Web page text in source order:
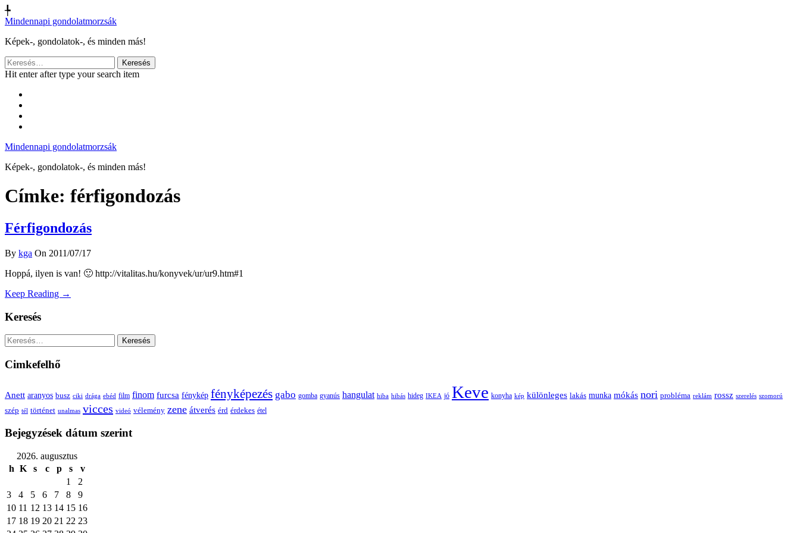
╄
Mindennapi gondolatmorzsák
Képek-, gondolatok-, és minden más!
Keresés:
Hit enter after type your search item
Mindennapi gondolatmorzsák
Képek-, gondolatok-, és minden más!
Címke: férfigondozás
Férfigondozás
By kga On 2011/07/17
Hoppá, ilyen is van! 🙂 http://vitalitas.hu/konyvek/ur/ur9.htm#1
Keep Reading →
Keresés
Keresés:
Cimkefelhő
Anett aranyos busz ciki drága ebéd film finom furcsa fénykép fényképezés gabo gomba gyanús hangulat hiba hibás hideg IKEA jó Keve konyha kép különleges lakás munka mókás nori probléma reklám rossz szerelés szomorú
szép tél történet unalmas vicces videó vélemény zene átverés érd érdekes étel
Bejegyzések dátum szerint
2026. augusztus
h K s c p s
v
1
2
3
4 5 6 7 8
9
10 11 12 13 14 15 16
17 18 19 20 21 22 23